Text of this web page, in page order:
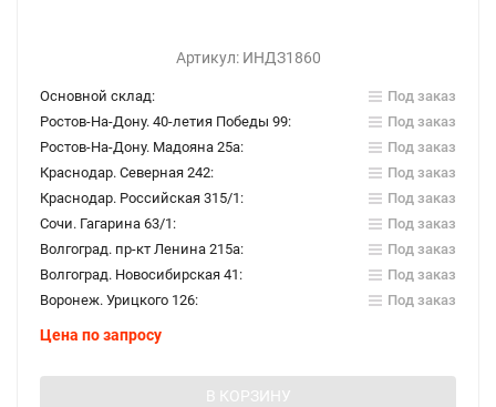
Артикул: ИНДЗ1860
Основной склад:
Под заказ
Ростов-На-Дону. 40-летия Победы 99:
Под заказ
Ростов-На-Дону. Мадояна 25а:
Под заказ
Краснодар. Северная 242:
Под заказ
Краснодар. Российская 315/1:
Под заказ
Сочи. Гагарина 63/1:
Под заказ
Волгоград. пр-кт Ленина 215а:
Под заказ
Волгоград. Новосибирская 41:
Под заказ
Воронеж. Урицкого 126:
Под заказ
Цена по запросу
В КОРЗИНУ